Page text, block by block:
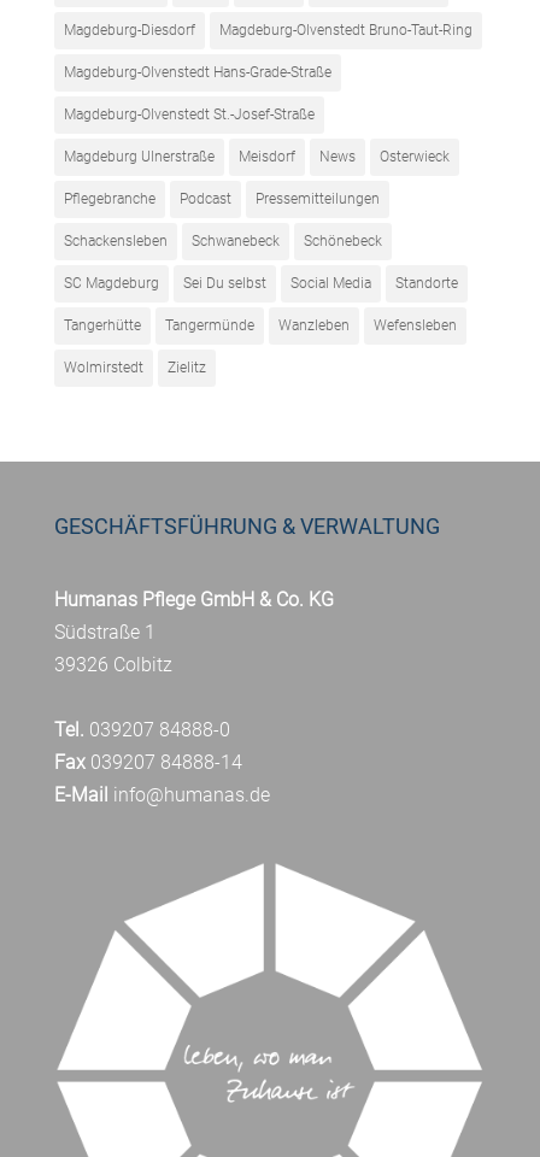
Magdeburg-Diesdorf Magdeburg-Olvenstedt Bruno-Taut-Ring
Magdeburg-Olvenstedt Hans-Grade-Straße
Magdeburg-Olvenstedt St.-Josef-Straße
Magdeburg Ulnerstraße Meisdorf News Osterwieck
Pflegebranche Podcast Pressemitteilungen
Schackensleben Schwanebeck Schönebeck
SC Magdeburg Sei Du selbst Social Media Standorte
Tangerhütte Tangermünde Wanzleben Wefensleben
Wolmirstedt Zielitz
GESCHÄFTSFÜHRUNG & VERWALTUNG
Humanas Pflege GmbH & Co. KG
Südstraße 1
39326 Colbitz
Tel. 039207 84888-0
Fax039207 84888-14
E-Mail info@humanas.de